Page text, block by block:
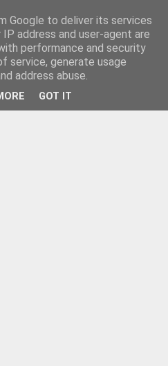
Google to deliver its services
address and user-agent are
performance and security
service, generate usage
address abuse.
GOT IT